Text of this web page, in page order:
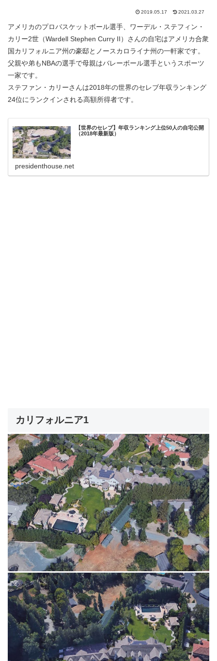
2019.05.17 2021.03.27
アメリカのプロバスケットボール選手、ワーデル・ステフィン・
カリー2世（Wardell Stephen Curry II）さんの自宅はアメリカ合衆
国カリフォルニア州の豪邸とノースカロライナ州の一軒家です。
父親や弟もNBAの選手で母親はバレーボール選手というスポーツ
一家です。
ステファン・カリーさんは2018年の世界のセレブ年収ランキング
24位にランクインされる高額所得者です。
【世界のセレブ】年収ランキング上位50人の自宅公開
（2018年最新版）
presidenthouse.net
カリフォルニア1